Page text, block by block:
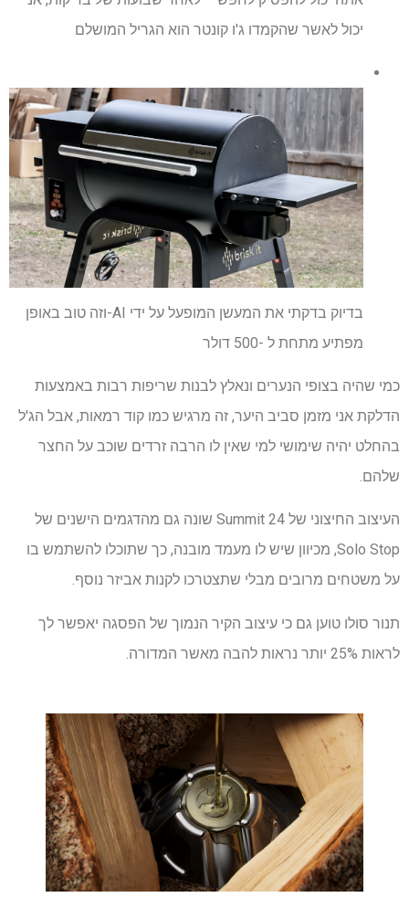
יכול לאשר שהקמדו ג'ו קונטר הוא הגריל המושלם
בדיוק בדקתי את המעשן המופעל על ידי AI-וזה טוב באופן
מפתיע מתחת ל -500 דולר
כמי שהיה בצופי הנערים ונאלץ לבנות שריפות רבות באמצעות
הדלקת אני מזמן סביב היער, זה מרגיש כמו קוד רמאות, אבל הג'ל
בהחלט יהיה שימושי למי שאין לו הרבה זרדים שוכב על החצר
שלהם.
העיצוב החיצוני של Summit 24 שונה גם מהדגמים הישנים של
Solo Stop, מכיוון שיש לו מעמד מובנה, כך שתוכלו להשתמש בו
על משטחים מרובים מבלי שתצטרכו לקנות אביזר נוסף.
תנור סולו טוען גם כי עיצוב הקיר הנמוך של הפסגה יאפשר לך
לראות 25% יותר נראות להבה מאשר המדורה.